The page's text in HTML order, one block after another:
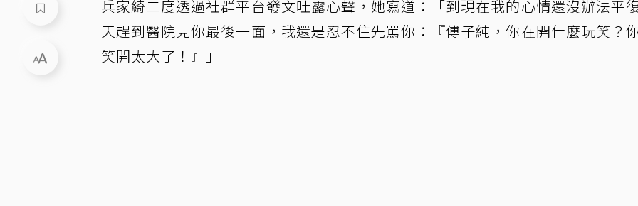
兵家綺二度透過社群平台發文吐露心聲，她寫道：「到現在我的心情還沒辦法平
天趕到醫院見你最後一面，我還是忍不住先罵你：『傅子純，你在開什麼玩笑？
笑開太大了！』」